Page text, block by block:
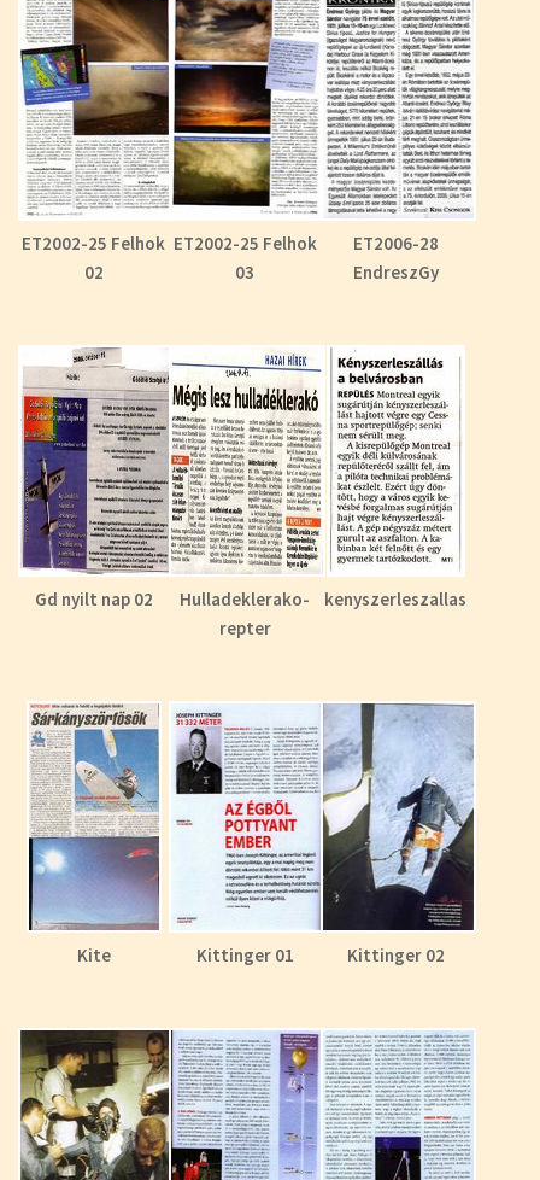
ET2002-25 Felhok
02
ET2002-25 Felhok
03
ET2006-28
EndreszGy
Gd nyilt nap 02
Hulladeklerako-
repter
kenyszerleszallas
Kite Kittinger 01 Kittinger 02